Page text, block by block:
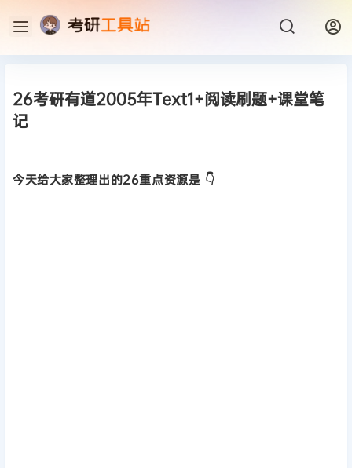
26考研有道2005年Text1+阅读刷题+课堂笔
记
今天给大家整理出的26重点资源是 👇